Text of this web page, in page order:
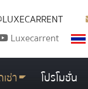
Luxecarrent
ช่า โปรโมชั่น